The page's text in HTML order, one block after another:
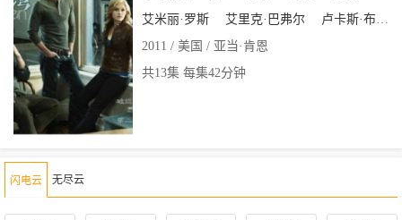
艾米丽·罗斯
艾里克·巴弗尔
卢卡斯·布莱恩特
2011 / 美国 / 亚当·肯恩
共13集 每集42分钟
闪电云 无尽云